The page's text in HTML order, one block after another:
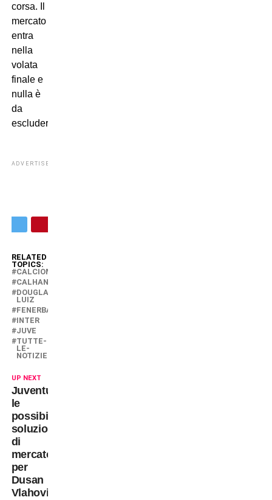
corsa. Il
mercato
entra
nella
volata
finale e
nulla è
da
escludere.
ADVERTISEMENT
RELATED
TOPICS:
CALCIOMERCATO
CALHANOGLU
DOUGLAS-
LUIZ
FENERBAHCE
INTER
JUVE
TUTTE-
LE-
NOTIZIE
UP NEXT
Juventus:
le
possibili
soluzioni
di
mercato
per
Dusan
Vlahovic